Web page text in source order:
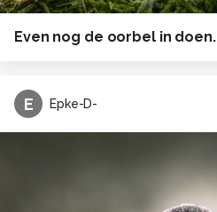
Even nog de oorbel in doen.
E Epke-D-